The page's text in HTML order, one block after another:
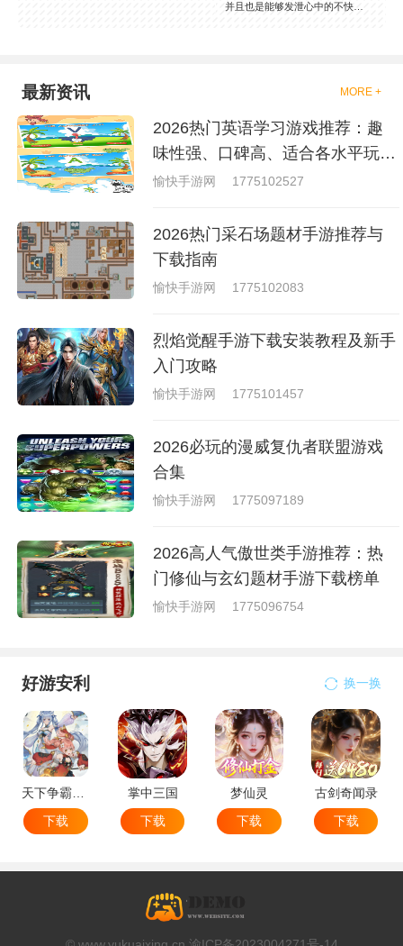
并且也是能够发泄心中的不快
够去进行体验的，我们也是能够
就是收集了一些有意思的拳击游
戏，相信你们一定会喜欢的。
最新资讯 MORE +
2026热门英语学习游戏推荐：趣
味性强、口碑高、适合各水平玩家
的英语游戏合集
愉快手游网 1775102527
2026热门采石场题材手游推荐与
下载指南
愉快手游网 1775102083
烈焰觉醒手游下载安装教程及新手
入门攻略
愉快手游网 1775101457
2026必玩的漫威复仇者联盟游戏
合集
愉快手游网 1775097189
2026高人气傲世类手游推荐：热
门修仙与玄幻题材手游下载榜单
愉快手游网 1775096754
好游安利 换一换
天下争霸三国志
下载
掌中三国
下载
梦仙灵
下载
古剑奇闻录
下载